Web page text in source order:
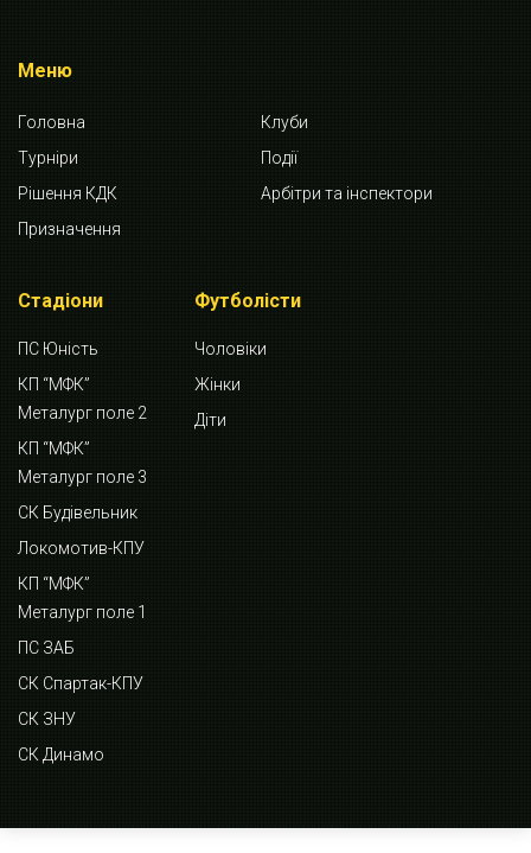
Меню
Головна
Клуби
Турніри
Події
Рішення КДК
Арбітри та інспектори
Призначення
Стадіони
ПС Юність
КП “МФК”
Металург поле 2
КП “МФК”
Металург поле 3
СК Будівельник
Локомотив-КПУ
КП “МФК”
Металург поле 1
ПС ЗАБ
СК Спартак-КПУ
СК ЗНУ
СК Динамо
Футболісти
Чоловіки
Жінки
Діти